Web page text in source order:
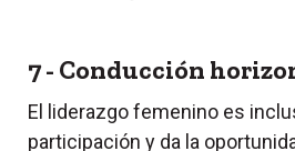
7 - Conducción
El liderazgo femenino es
participación y da la